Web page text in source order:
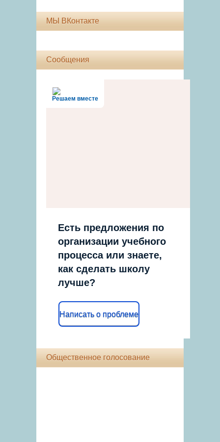
МЫ ВКонтакте
Сообщения
Решаем вместе
Есть предложения по
организации учебного
процесса или знаете,
как сделать школу
лучше?
Написать о проблеме
Общественное голосование